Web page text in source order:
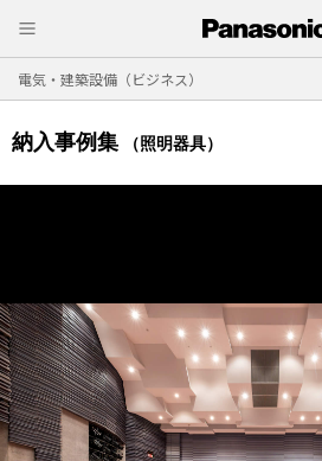
電気・建築設備（ビジネス）
納入事例集 （照明器具）